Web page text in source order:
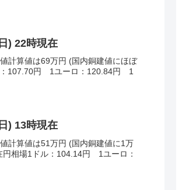
) 22時現在
計算値は69万円 (国内銅建値にほぼ
：107.70円 1ユーロ：120.84円 1
) 13時現在
計算値は51万円 (国内銅建値に1万
円相場1ドル：104.14円 1ユーロ：